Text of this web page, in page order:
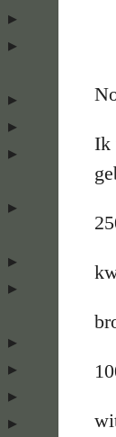
Ik